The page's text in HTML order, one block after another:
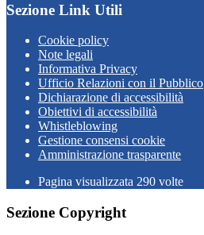
Sezione Link Utili
Cookie policy
Note legali
Informativa Privacy
Ufficio Relazioni con il Pubblico
Dichiarazione di accessibilità
Obiettivi di accessibilità
Whistleblowing
Gestione consensi cookie
Amministrazione trasparente
Pagina visualizzata 290 volte
Sezione Copyright